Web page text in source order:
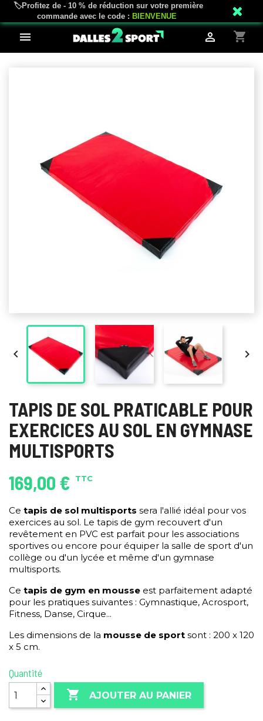
Service client phone 02 18 81 04 43
mail_outline

shopping_cart

 
TAPIS DE SOL PRATICABLE POUR
EXERCICES AU SOL EN GYMNASE
MULTISPORTS
169,00 €
TTC
Ce tapis de sol multisports sera l'allié idéal pour vos
exercices au sol. Le tapis de gym recouvert d'un
revêtement en PVC est parfait pour les associations
sportives ou encore pour équiper la salle de sport d'un
collège ou d'un lycée et même d'un gymnase
multisports.
Ce tapis de gym en mousse est parfaitement adapté
pour les pratiques suivantes : Gymnastique, Acrosport,
Fitness, Danse, Cirque...
Les dimensions de la mousse de sport sont : 200 x 120
x 5 cm.
Quantité
 AJOUTER AU PANIER
🏷️Profitez de - 10 % de réduction sur votre première
commande avec le code : BIENVENUE